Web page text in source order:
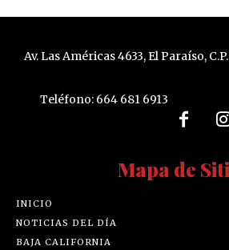
Av. Las Américas 4633, El Paraíso,
Teléfono: 664 681 6913
Mapa de
INICIO
NOTICIAS DEL DÍA
BAJA CALIFORNIA